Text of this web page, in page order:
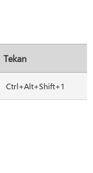
Tekan
Ctrl+Alt+Shift+1